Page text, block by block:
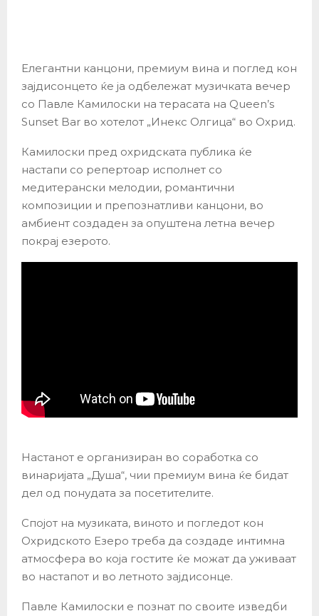
Елегантни канцони, премиум вина и поглед кон
зајдисонцето ќе ја одбележат музичката вечер
со Павле Камилоски на терасата на Queen’s
Sunset Bar во хотелот „Инекс Олгица“ во Охрид.
Камилоски пред охридската публика ќе
настапи со репертоар исполнет со
медитерански мелодии, романтични
композиции и препознатливи канцони, во
амбиент создаден за опуштена летна вечер
покрај езерото.
Настанот е организиран во соработка со
винаријата „Душа“, чии премиум вина ќе бидат
дел од понудата за посетителите.
Спојот на музиката, виното и погледот кон
Охридското Езеро треба да создаде интимна
атмосфера во која гостите ќе можат да уживаат
во настапот и во летното зајдисонце.
Павле Камилоски е познат по своите изведби